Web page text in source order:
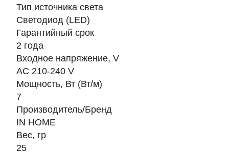
Тип источника света
Светодиод (LED)
Гарантийный срок
2 года
Входное напряжение, V
AC 210-240 V
Мощность, Вт (Вт/м)
7
Производитель/Бренд
IN HOME
Вес, гр
25